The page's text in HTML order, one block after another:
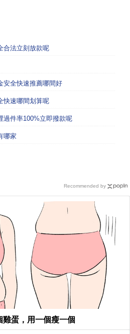
合法立刻放款呢
安全快速推薦哪間好
快速哪間划算呢
過件率100%立即撥款呢
哪家
蛋，用一個瘦一個
Recommended by